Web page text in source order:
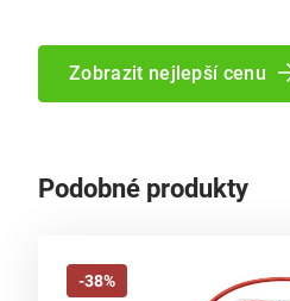
Zobrazit nejlepší cenu
Podobné produkty
-38%